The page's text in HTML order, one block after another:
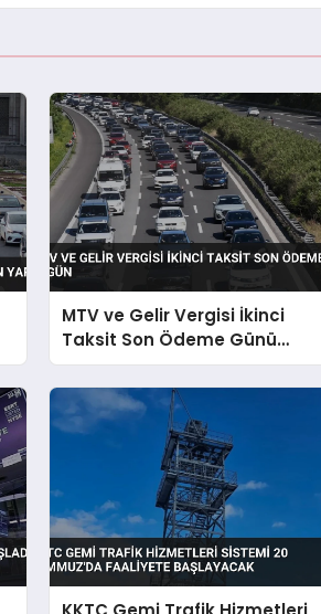
MTV ve Gelir Vergisi İkinci
Taksit Son Ödeme Günü
Bugün